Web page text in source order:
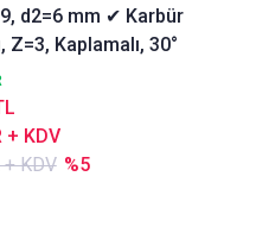
d2=6 mm ✔ Karbür
Z=3, Kaplamalı, 30°
+ KDV %5
+ KDV